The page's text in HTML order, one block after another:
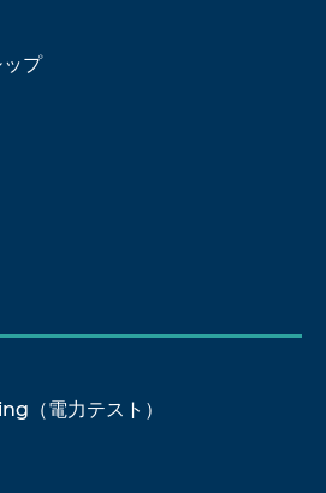
プ
（電力テスト）